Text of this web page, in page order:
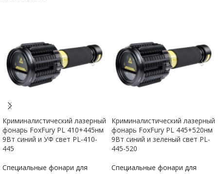
Криминалистический лазерный
фонарь FoxFury PL 410+445нм
9Вт синий и УФ свет PL-410-
445
Специальные фонари для
Криминалистический лазерный
фонарь FoxFury PL 445+520нм
9Вт синий и зеленый свет PL-
445-520
Специальные фонари для